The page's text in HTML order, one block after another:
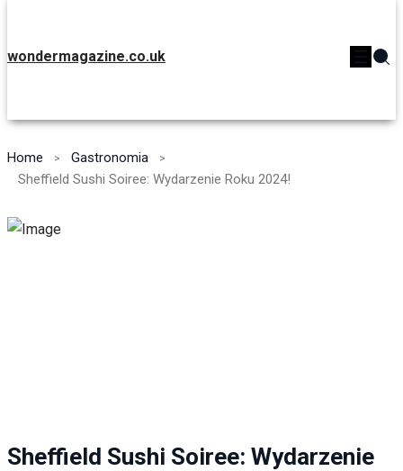
wondermagazine.co.uk
Home
Gastronomia
Sheffield Sushi Soiree: Wydarzenie Roku 2024!
Sheffield Sushi Soiree: Wydarzenie